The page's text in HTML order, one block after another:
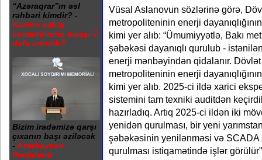
“Azəraqrar”ın əsl
rəhbəri kimdir? -
Nazirin sabiq
komandirinin maaşı 7
dəfə artırılıb?
Bizim iradəmizə qarşı
çıxanın başı əziləcək
- Azərbaycan
Prezidenti
Vüsal Aslanovun sözlərinə görə,
metropoliteninin enerji
kimi yer alıb: “Ümumiyyətlə, Bakı
şəbəkəsi dayanıqlı qurulub -
enerji mənbəyindən qidalanır. Dövlət
metropoliteninin enerji
kimi yer alıb. 2025-ci ildə xarici
sistemini tam texniki auditdən
hazırladıq. Artıq 2025-ci ildən iki
yenidən qurulması, bir yeni
şəbəkəsinin yenilənməsi və
qurulması istiqamətində işlər